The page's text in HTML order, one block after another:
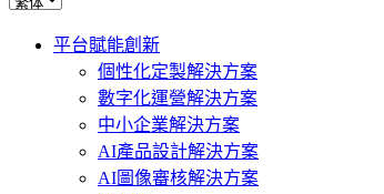
平台賦能創新
個性化定製解決方案
數字化運營解決方案
中小企業解決方案
AI產品設計解決方案
AI圖像審核解決方案